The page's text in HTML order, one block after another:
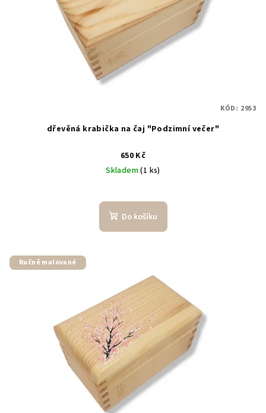
dřevěná krabička na čaj "Podzimní večer"
650 Kč
Skladem(1 ks)
Do košíku
KÓD: 2953
Ručně malované